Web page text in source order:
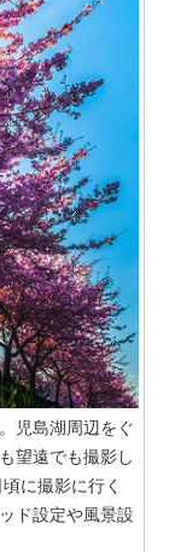
児島湖周辺をぐ
望遠でも撮影し
に撮影に行く
ド設定や風景設